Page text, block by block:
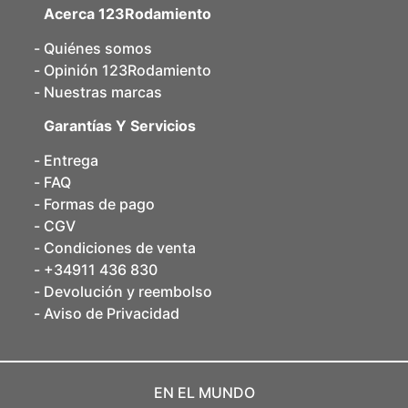
Acerca 123Rodamiento
Quiénes somos
Opinión 123Rodamiento
Nuestras marcas
Garantías Y Servicios
Entrega
FAQ
Formas de pago
CGV
Condiciones de venta
+34911 436 830
Devolución y reembolso
Aviso de Privacidad
EN EL MUNDO